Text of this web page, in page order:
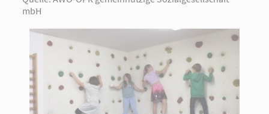
mbH